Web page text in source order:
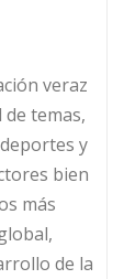
veraz
temas,
y
bien
más
de la